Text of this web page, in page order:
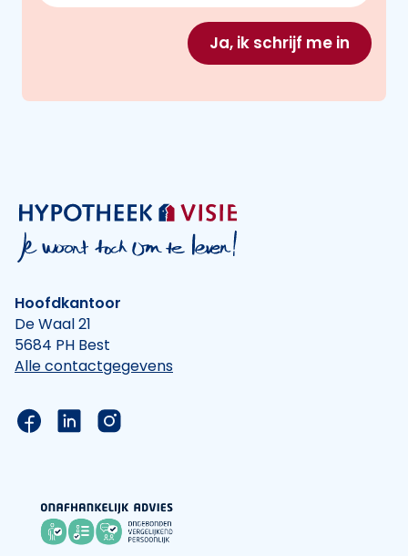
Ja, ik schrijf me in
Hoofdkantoor
De Waal 21
5684 PH Best
Alle contactgegevens
Link naar de Facebook pagina van Hypotheek
Link naar de LinkedIn pagina van
Link naar de Instagram pagina van